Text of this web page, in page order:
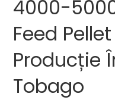
4000-
Feed
Producție
Tobago